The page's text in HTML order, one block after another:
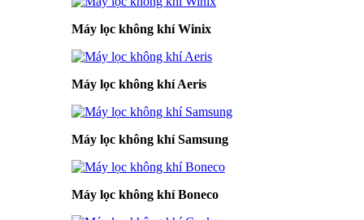
Máy lọc không khí Winix
Máy lọc không khí Aeris
Máy lọc không khí Samsung
Máy lọc không khí Boneco